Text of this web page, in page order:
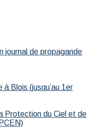
journal de propagande
à Blois (jusqu’au 1er